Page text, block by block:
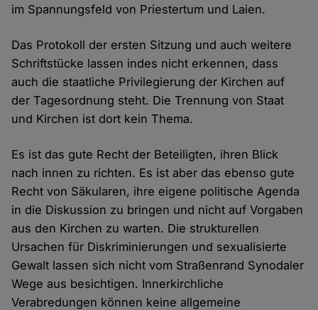
im Spannungsfeld von Priestertum und Laien.
Das Protokoll der ersten Sitzung und auch weitere
Schriftstücke lassen indes nicht erkennen, dass
auch die staatliche Privilegierung der Kirchen auf
der Tagesordnung steht. Die Trennung von Staat
und Kirchen ist dort kein Thema.
Es ist das gute Recht der Beteiligten, ihren Blick
nach innen zu richten. Es ist aber das ebenso gute
Recht von Säkularen, ihre eigene politische Agenda
in die Diskussion zu bringen und nicht auf Vorgaben
aus den Kirchen zu warten. Die strukturellen
Ursachen für Diskriminierungen und sexualisierte
Gewalt lassen sich nicht vom Straßenrand Synodaler
Wege aus besichtigen. Innerkirchliche
Verabredungen können keine allgemeine